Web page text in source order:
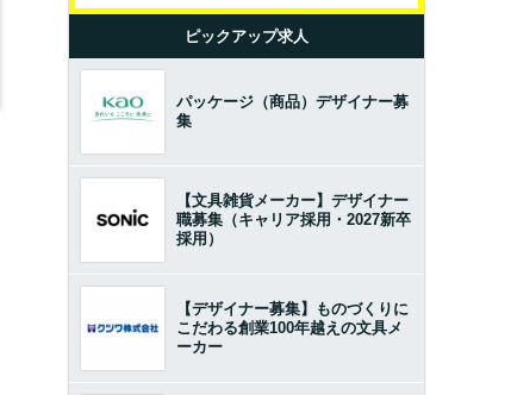
ピックアップ求人
パッケージ（商品）デザイナー募
集
【文具雑貨メーカー】デザイナー
職募集（キャリア採用・2027新卒
採用）
【デザイナー募集】ものづくりに
こだわる創業100年越えの文具メ
ーカー